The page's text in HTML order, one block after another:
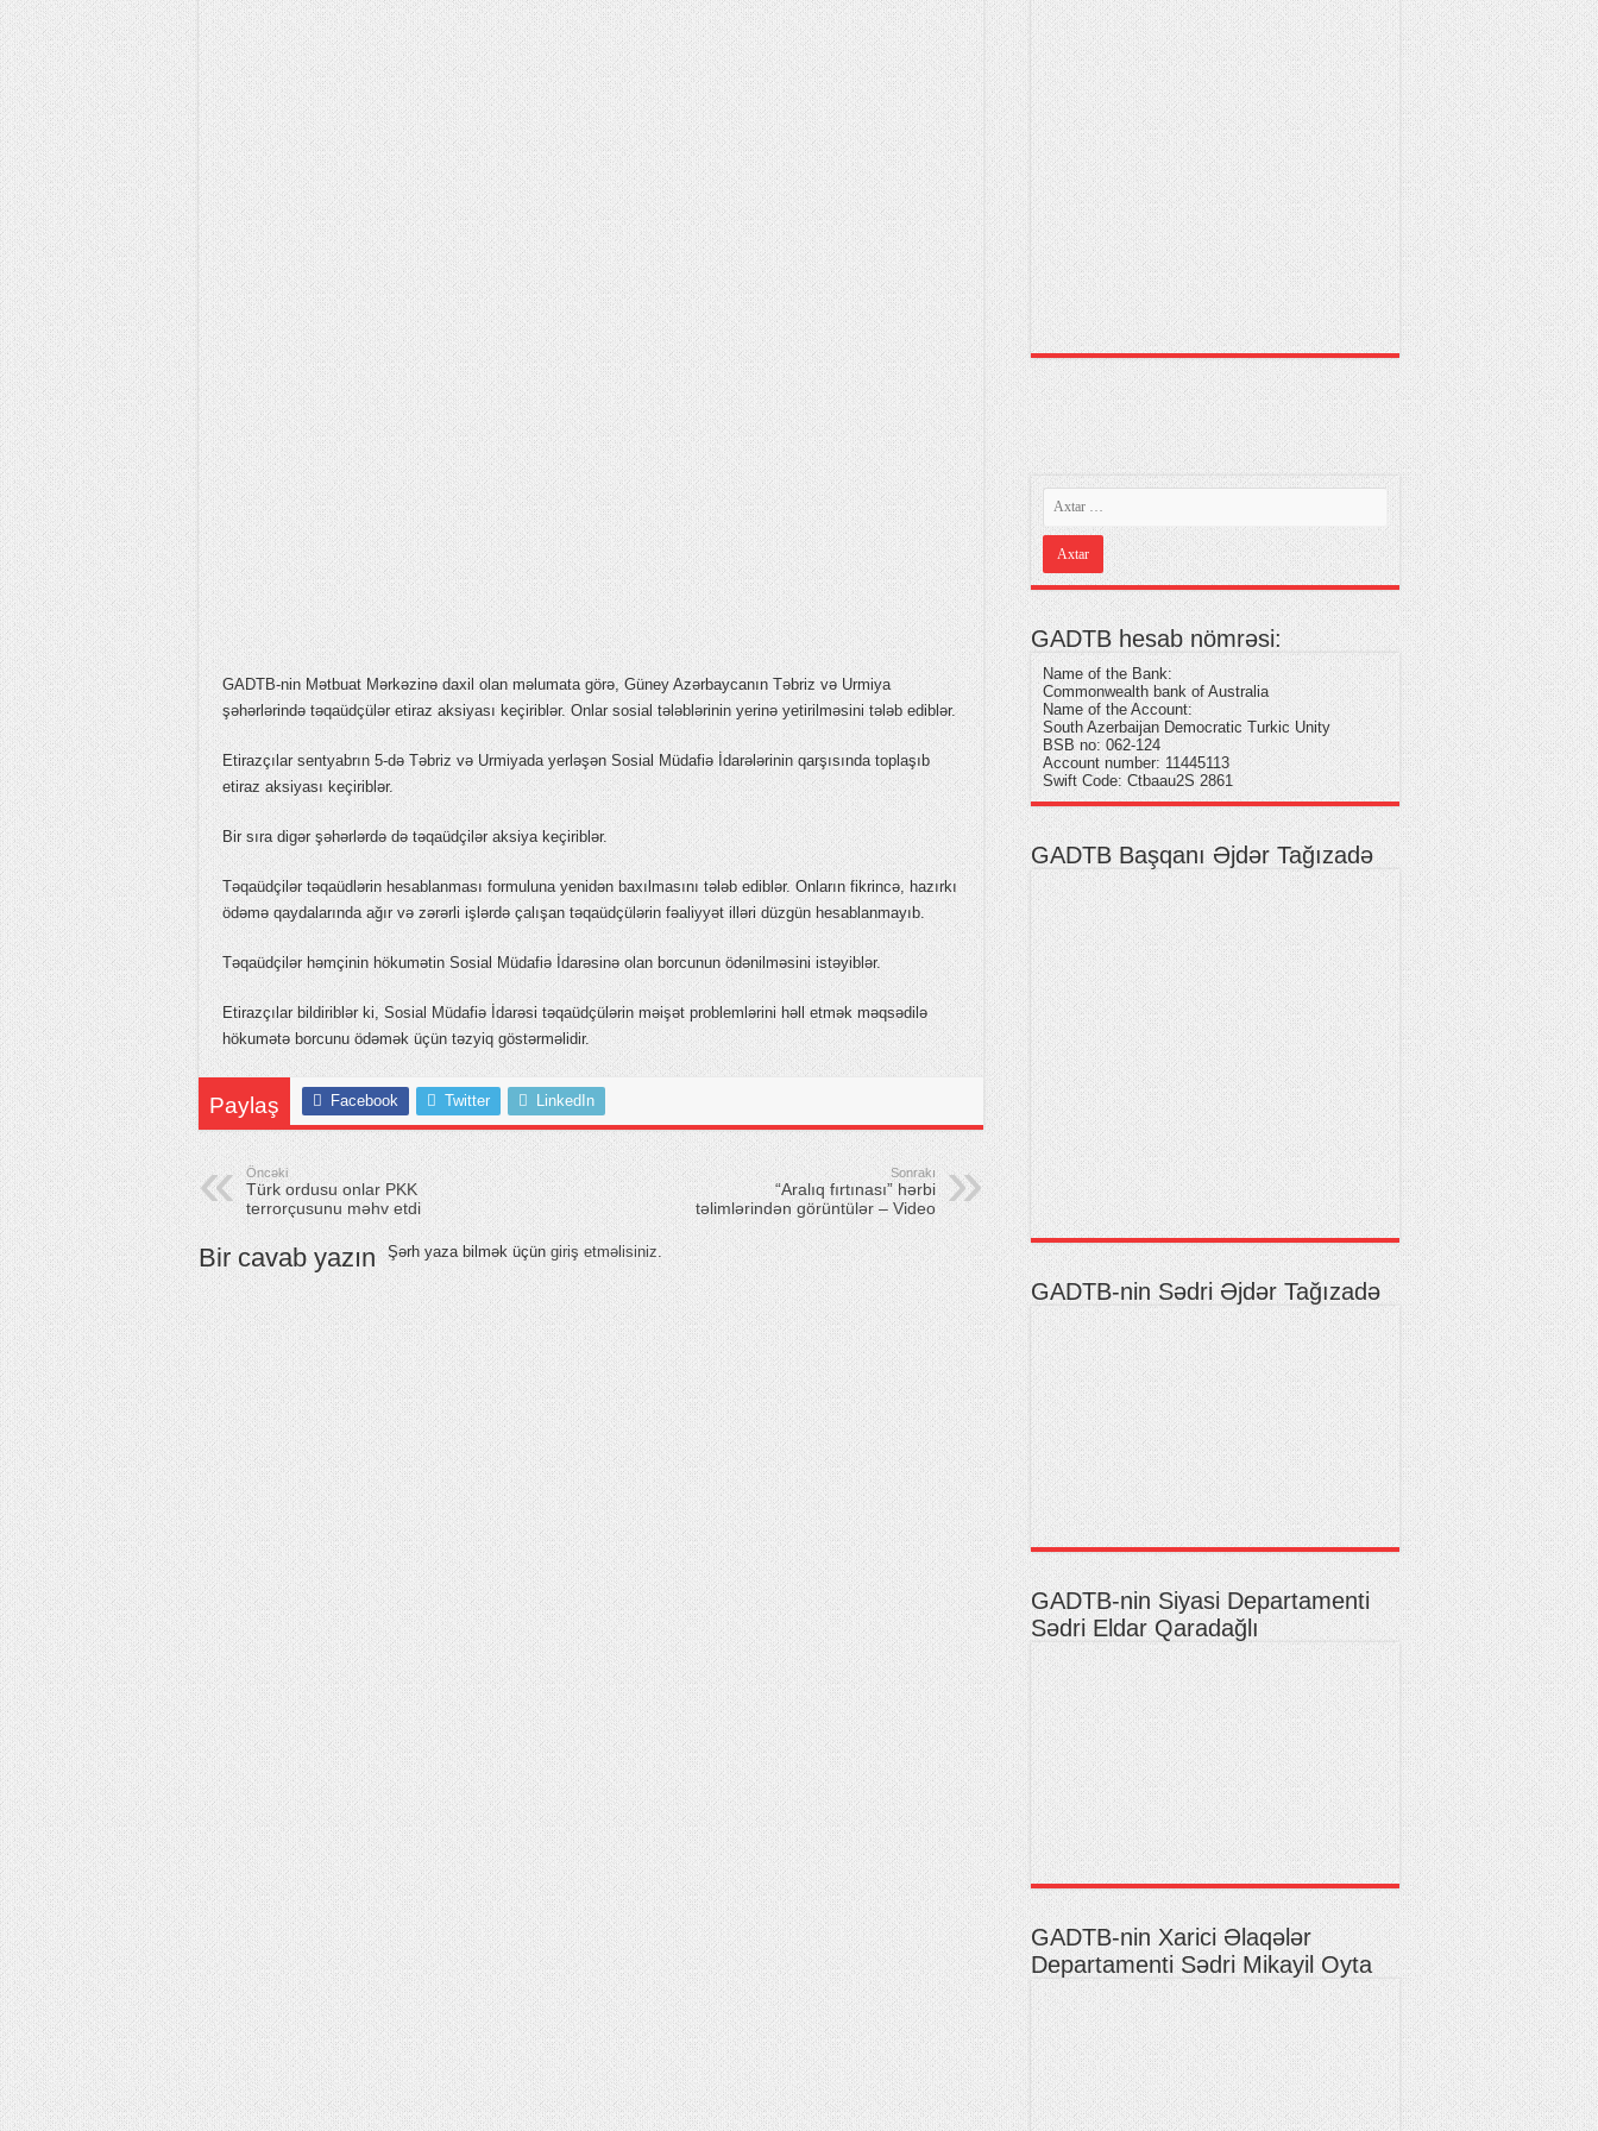
Fars: Hörmüz boğazında gəmi hərəkəti orta dəhlizə keçiriləcək
Netanyahu: Razılaşma olsa da, olmasa da, İranın nüvə silahı əldə etməsinə imkan verməyəcəyik
GADTB-nin Mətbuat Mərkəzinə daxil olan məlumata görə, Güney Azərbaycanın Təbriz və Urmiya
şəhərlərində təqaüdçülər etiraz aksiyası keçiriblər. Onlar sosial tələblərinin yerinə yetirilməsini tələb ediblər.
Etirazçılar sentyabrın 5-də Təbriz və Urmiyada yerləşən Sosial Müdafiə İdarələrinin qarşısında toplaşıb
etiraz aksiyası keçiriblər.
Bir sıra digər şəhərlərdə də təqaüdçilər aksiya keçiriblər.
Təqaüdçilər təqaüdlərin hesablanması formuluna yenidən baxılmasını tələb ediblər. Onların fikrincə, hazırkı
ödəmə qaydalarında ağır və zərərli işlərdə çalışan təqaüdçülərin fəaliyyət illəri düzgün hesablanmayıb.
Təqaüdçilər həmçinin hökumətin Sosial Müdafiə İdarəsinə olan borcunun ödənilməsini istəyiblər.
Etirazçılar bildiriblər ki, Sosial Müdafiə İdarəsi təqaüdçülərin məişət problemlərini həll etmək məqsədilə
hökumətə borcunu ödəmək üçün təzyiq göstərməlidir.
Paylaş Facebook Twitter LinkedIn
Öncəki
Türk ordusu onlar PKK
terrorçusunu məhv etdi
Sonrakı
“Aralıq fırtınası” hərbi
təlimlərindən görüntülər – Video
Bir cavab yazın Şərh yaza bilmək üçüngiriş etməlisiniz.
GADTB hesab nömrəsi:
Name of the Bank:
Commonwealth bank of Australia
Name of the Account:
South Azerbaijan Democratic Turkic Unity
BSB no: 062-124
Account number: 11445113
Swift Code: Ctbaau2S 2861
GADTB Başqanı Əjdər Tağızadə
GADTB-nin Sədri Əjdər Tağızadə
GADTB-nin Siyasi Departamenti
Sədri Eldar Qaradağlı
GADTB-nin Xarici Əlaqələr
Departamenti Sədri Mikayil Oyta